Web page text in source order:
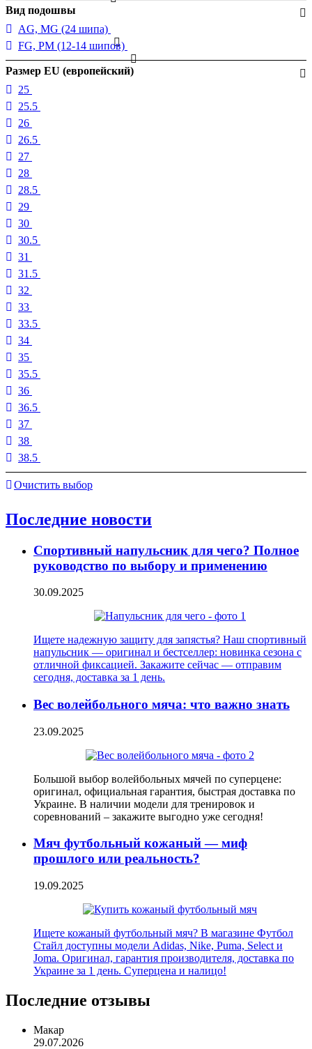
Вид подошвы
AG, MG (24 шипа)
FG, PM (12-14 шипов)
Размер EU (европейский)
25
25.5
26
26.5
27
28
28.5
29
30
30.5
31
31.5
32
33
33.5
34
35
35.5
36
36.5
37
38
38.5
Очистить выбор
Последние новости
Спортивный напульсник для чего? Полное
руководство по выбору и применению
30.09.2025
Ищете надежную защиту для запястья? Наш спортивный
напульсник — оригинал и бестселлер: новинка сезона с
отличной фиксацией. Закажите сейчас — отправим
сегодня, доставка за 1 день.
Вес волейбольного мяча: что важно знать
23.09.2025
Большой выбор волейбольных мячей по суперцене:
оригинал, официальная гарантия, быстрая доставка по
Украине. В наличии модели для тренировок и
соревнований – закажите выгодно уже сегодня!
Мяч футбольный кожаный — миф
прошлого или реальность?
19.09.2025
Ищете кожаный футбольный мяч? В магазине Футбол
Стайл доступны модели Adidas, Nike, Puma, Select и
Joma. Оригинал, гарантия производителя, доставка по
Украине за 1 день. Суперцена и налицо!
Последние отзывы
Макар
29.07.2026